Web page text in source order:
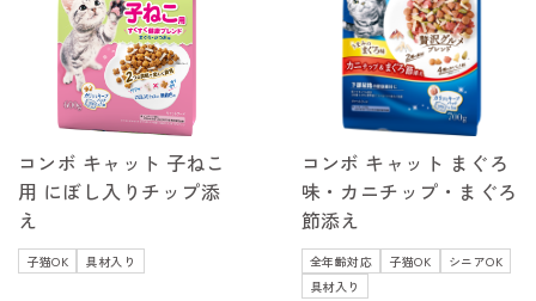
コンボ キャット 子ねこ
用 にぼし入りチップ添
え
子猫OK 具材入り
コンボ キャット まぐろ
味・カニチップ・まぐろ
節添え
全年齢対応 子猫OK
シニアOK
具材入り